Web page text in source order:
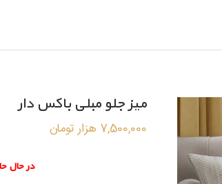
میز جلو مبلی باکس دار
7,500,000 هزار تومان
در حال